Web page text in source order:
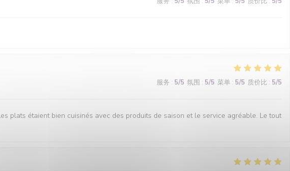
服务 : 5/5 氛围 : 5/5 菜单 : 5/5 质价比 : 5/5
plats étaient bien cuisinés avec des produits de saison et le service agréable. Le tout